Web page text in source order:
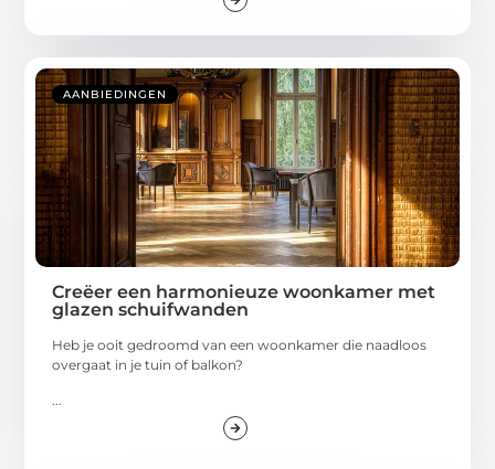
AANBIEDINGEN
Creëer een harmonieuze woonkamer met
glazen schuifwanden
Heb je ooit gedroomd van een woonkamer die naadloos
overgaat in je tuin of balkon?
...